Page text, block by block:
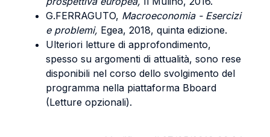
G.FERRAGUTO, Macroeconomia - Esercizi
e problemi, Egea, 2018, quinta edizione.
Ulteriori letture di approfondimento,
spesso su argomenti di attualità, sono rese
disponibili nel corso dello svolgimento del
programma nella piattaforma Bboard
(Letture opzionali).